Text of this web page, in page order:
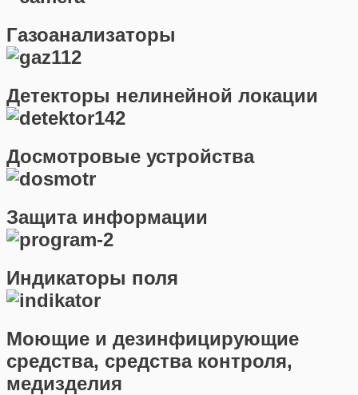
Газоанализаторы
Детекторы нелинейной локации
Досмотровые устройства
Защита информации
Индикаторы поля
Моющие и дезинфицирующие
средства, средства контроля,
медизделия